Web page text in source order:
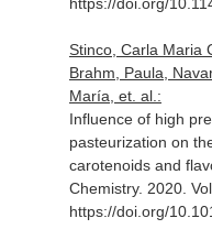
Stinco, Carla Maria
Brahm, Paula,
María, et. al.:
Influence of high
pasteurization on
carotenoids and
Chemistry. 2020.
https://doi.org/